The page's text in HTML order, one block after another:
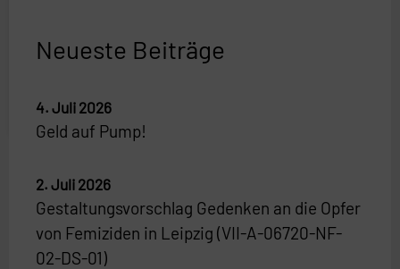
Neueste Beiträge
Geld auf Pump!
4. Juli 2026
Gestaltungsvorschlag Gedenken an die Opfer
von Femiziden in Leipzig (VII-A-06720-NF-
02-DS-01)
2. Juli 2026